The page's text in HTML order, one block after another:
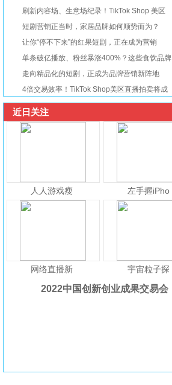
刷新内容场、生意场纪录！TikTok Shop 美区
短剧营销正当时，家居品牌如何顺势而为？
让你“停不下来”的红果短剧，正在成为营销
单条破亿播放、粉丝暴涨400%？这些食饮品牌
走向精品化的短剧，正成为品牌营销新阵地
4倍交易效率！TikTok Shop美区直播拍卖将成
近日关注
人人游戏瘦 左手握iPho
网络直播新 宇宙粒子探
2022中国创新创业成果交易会